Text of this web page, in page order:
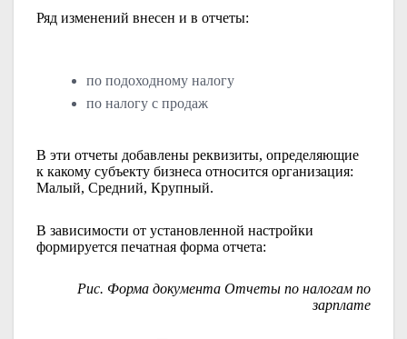
Ряд изменений внесен и в отчеты:
по подоходному налогу
по налогу с продаж
В эти отчеты добавлены реквизиты, определяющие
к какому субъекту бизнеса относится организация:
Малый, Средний, Крупный.
В зависимости от установленной настройки
формируется печатная форма отчета:
Рис. Форма документа Отчеты по налогам по
зарплате